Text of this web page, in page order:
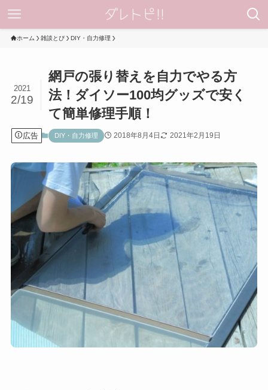
ホーム 雑談とぴ DIY・自力修理
網戸の張り替えを自力でやる方
法！ダイソー100均グッズで安く
て簡単修理手順！
2021
2/19
広告 DIY・自力修理 2018年8月4日 2021年2月19日